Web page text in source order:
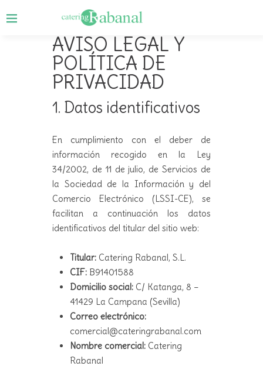
AVISO LEGAL Y
POLÍTICA DE
PRIVACIDAD
1. Datos identificativos
En cumplimiento con el deber de
información recogido en la Ley
34/2002, de 11 de julio, de Servicios de
la Sociedad de la Información y del
Comercio Electrónico (LSSI-CE), se
facilitan a continuación los datos
identificativos del titular del sitio web:
Titular: Catering Rabanal, S.L.
CIF: B91401588
Domicilio social: C/ Katanga, 8 –
41429 La Campana (Sevilla)
Correo electrónico:
comercial@cateringrabanal.com
Nombre comercial: Catering
Rabanal